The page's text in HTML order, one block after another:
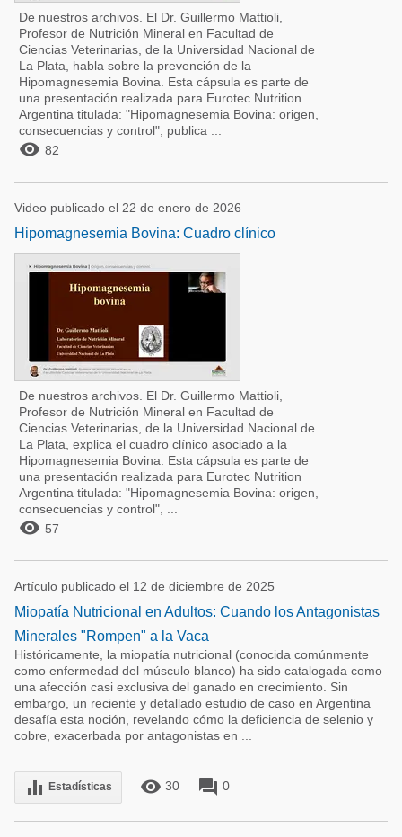
De nuestros archivos. El Dr. Guillermo Mattioli,
Profesor de Nutrición Mineral en Facultad de
Ciencias Veterinarias, de la Universidad Nacional de
La Plata, habla sobre la prevención de la
Hipomagnesemia Bovina. Esta cápsula es parte de
una presentación realizada para Eurotec Nutrition
Argentina titulada: "Hipomagnesemia Bovina: origen,
consecuencias y control", publica ...
 82
Video publicado el 22 de enero de 2026
Hipomagnesemia Bovina: Cuadro clínico
De nuestros archivos. El Dr. Guillermo Mattioli,
Profesor de Nutrición Mineral en Facultad de
Ciencias Veterinarias, de la Universidad Nacional de
La Plata, explica el cuadro clínico asociado a la
Hipomagnesemia Bovina. Esta cápsula es parte de
una presentación realizada para Eurotec Nutrition
Argentina titulada: "Hipomagnesemia Bovina: origen,
consecuencias y control", ...
 57
Artículo publicado el 12 de diciembre de 2025
Miopatía Nutricional en Adultos: Cuando los Antagonistas
Minerales "Rompen" a la Vaca
Históricamente, la miopatía nutricional (conocida comúnmente
como enfermedad del músculo blanco) ha sido catalogada como
una afección casi exclusiva del ganado en crecimiento. Sin
embargo, un reciente y detallado estudio de caso en Argentina
desafía esta noción, revelando cómo la deficiencia de selenio y
cobre, exacerbada por antagonistas en ...
equalizer Estadísticas remove_red_eye 30 forum 0